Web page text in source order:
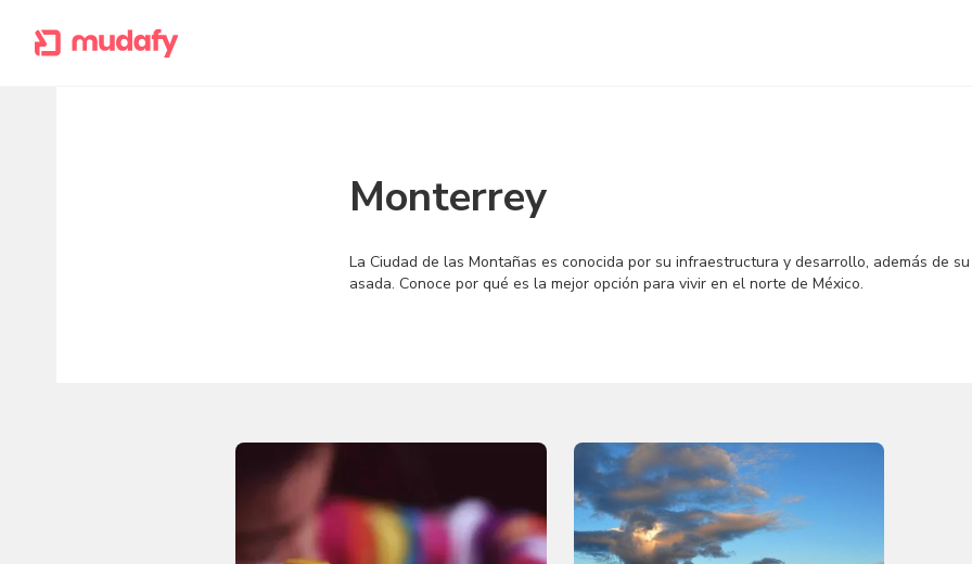
Monterrey
La Ciudad de las Montañas es conocida por su infraestructura y desarrollo, además de
asada. Conoce por qué es la mejor opción para vivir en el norte de México.